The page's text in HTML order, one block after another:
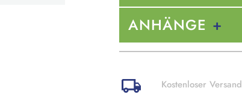
ANHÄNGE
Kostenloser Versand